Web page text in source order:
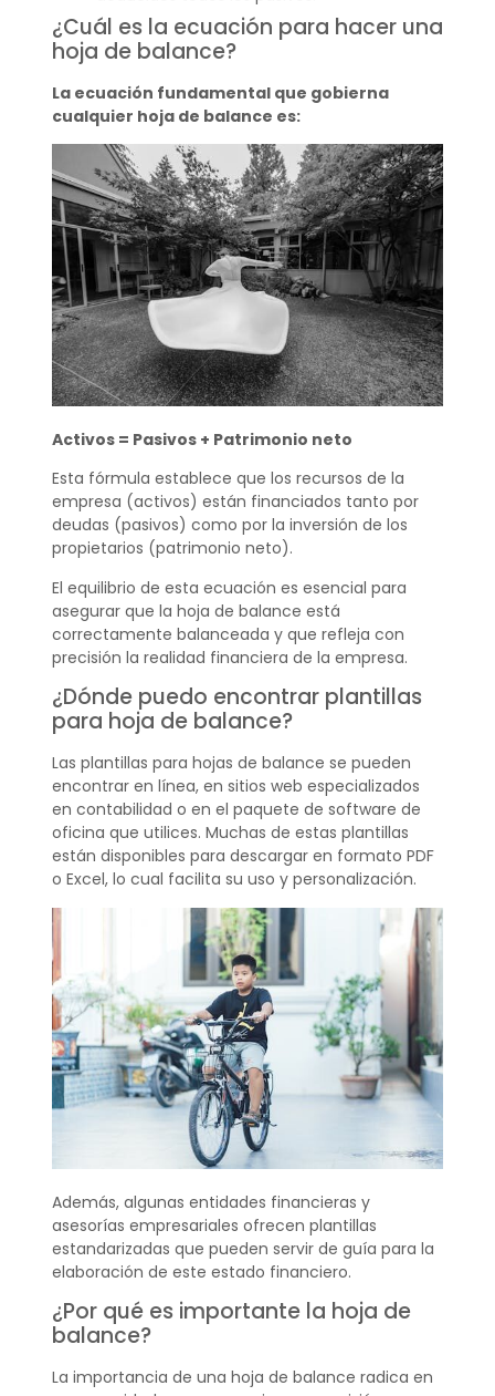
¿Cuál es la ecuación para hacer una
hoja de balance?
La ecuación fundamental que gobierna
cualquier hoja de balance es:
Activos = Pasivos + Patrimonio neto
Esta fórmula establece que los recursos de la
empresa (activos) están financiados tanto por
deudas (pasivos) como por la inversión de los
propietarios (patrimonio neto).
El equilibrio de esta ecuación es esencial para
asegurar que la hoja de balance está
correctamente balanceada y que refleja con
precisión la realidad financiera de la empresa.
¿Dónde puedo encontrar plantillas
para hoja de balance?
Las plantillas para hojas de balance se pueden
encontrar en línea, en sitios web especializados
en contabilidad o en el paquete de software de
oficina que utilices. Muchas de estas plantillas
están disponibles para descargar en formato PDF
o Excel, lo cual facilita su uso y personalización.
Además, algunas entidades financieras y
asesorías empresariales ofrecen plantillas
estandarizadas que pueden servir de guía para la
elaboración de este estado financiero.
¿Por qué es importante la hoja de
balance?
La importancia de una hoja de balance radica en